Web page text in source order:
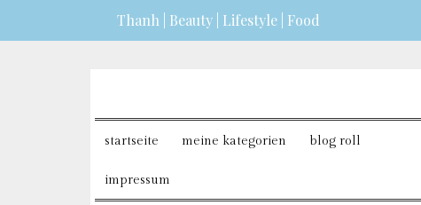
Thanh | Beauty | Lifestyle | Food
startseite meine kategorien blog roll
impressum
dazu erfahren? ICH BIN EINVERSTANDEN